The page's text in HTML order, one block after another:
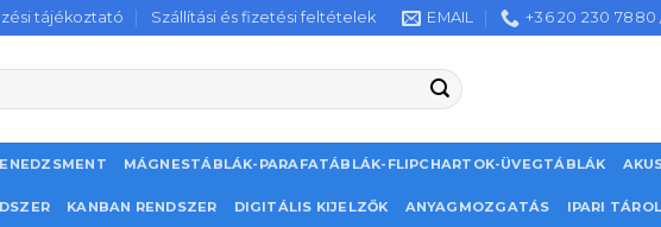
tájékoztató Szállítási és fizetési feltételek EMAIL +36 20 230 7880
MÁGNESTÁBLÁK-PARAFATÁBLÁK-FLIPCHARTOK-ÜVEGTÁBLÁK
KANBAN RENDSZER DIGITÁLIS KIJELZŐK ANYAGMOZGATÁS IPARI